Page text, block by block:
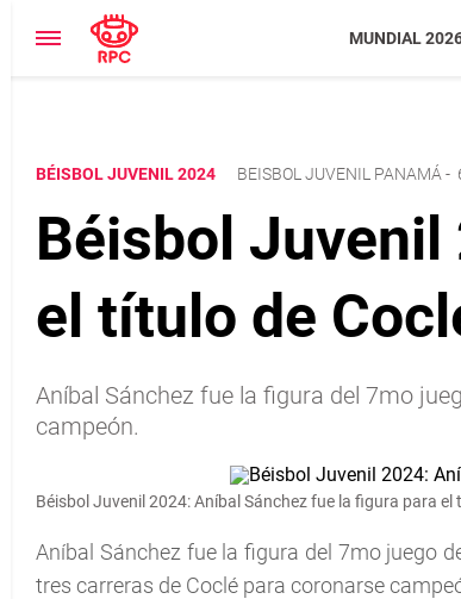
MUNDIAL
BÉISBOL JUVENIL 2024 BEISBOL JUVENIL PANAMÁ -
Béisbol Juvenil
el título de
Aníbal Sánchez fue la figura del 7mo
campeón.
Béisbol Juvenil 2024: Aníbal Sánchez fue la figura para el
Aníbal Sánchez fue la figura del 7mo juego
tres carreras de Coclé para coronarse